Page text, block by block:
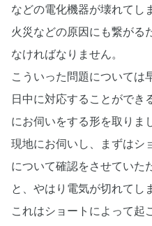
などの電化機器が壊れてし
火災などの原因にも繋がる
なければなりません。
こういった問題については
日中に対応することができ
にお伺いをする形を取りま
現地にお伺いし、まずはシ
について確認をさせていた
と、やはり電気が切れてし
これはショートによって起